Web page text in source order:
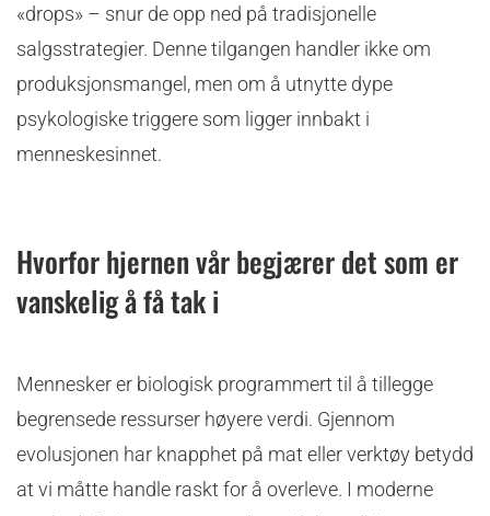
«drops» – snur de opp ned på tradisjonelle
salgsstrategier. Denne tilgangen handler ikke om
produksjonsmangel, men om å utnytte dype
psykologiske triggere som ligger innbakt i
menneskesinnet.
Hvorfor hjernen vår begjærer det som er
vanskelig å få tak i
Mennesker er biologisk programmert til å tillegge
begrensede ressurser høyere verdi. Gjennom
evolusjonen har knapphet på mat eller verktøy betydd
at vi måtte handle raskt for å overleve. I moderne